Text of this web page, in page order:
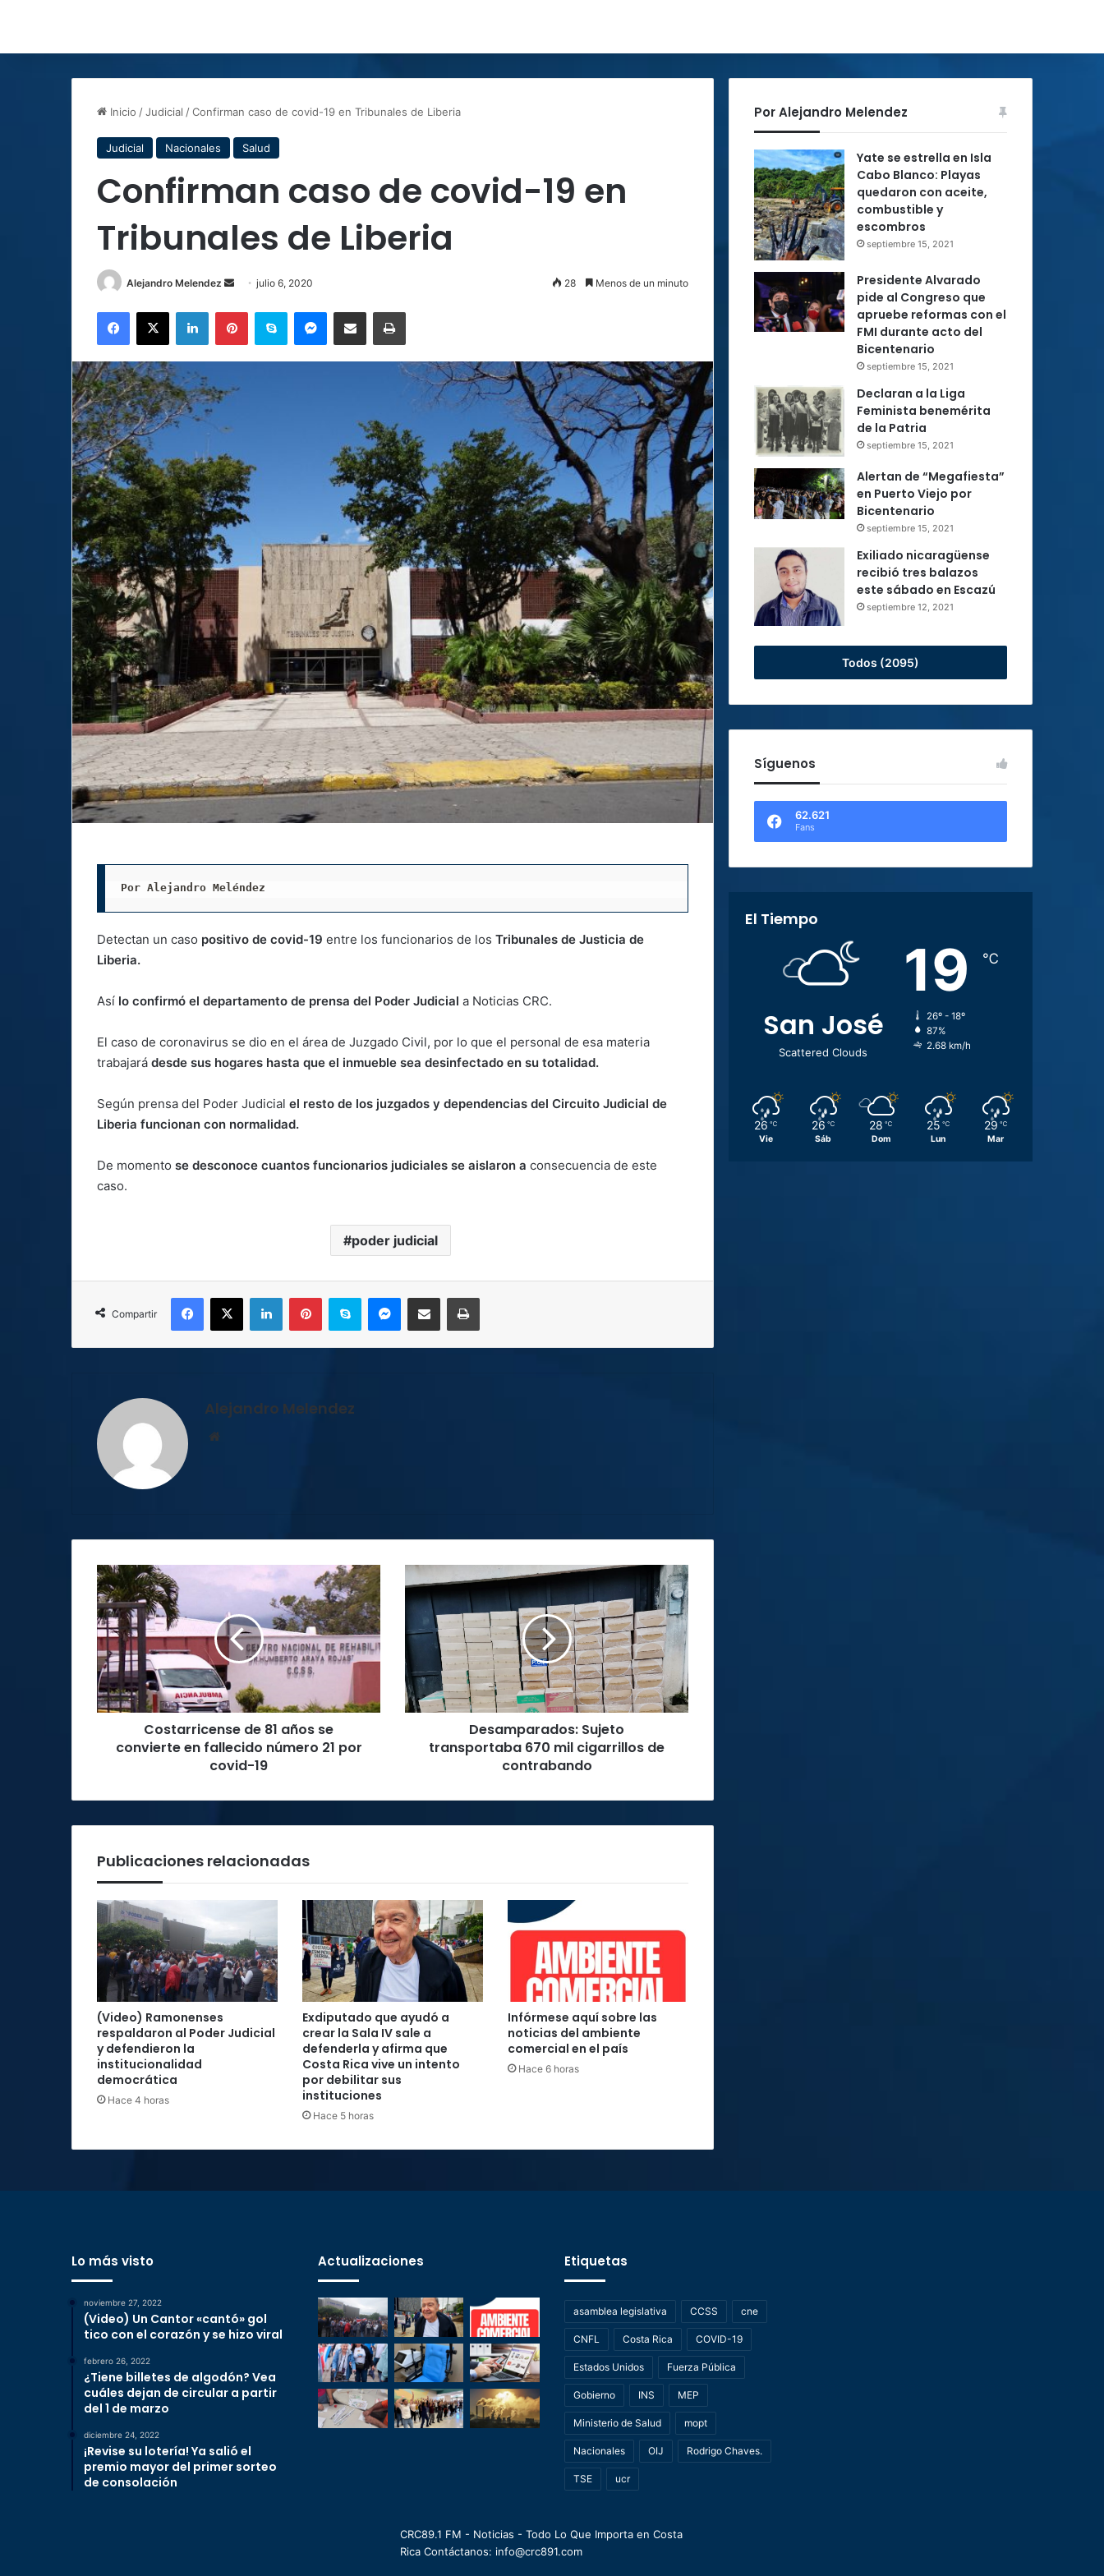
Inicio /Judicial /Confirman caso de covid-19 en Tribunales de Liberia
Judicial Nacionales Salud
Confirman caso de covid-19 en
Tribunales de Liberia
Alejandro Melendez
Send
email
julio 6, 2020 28 Menos de un minuto
Facebook
X LinkedInPinterestSkype MessengerCompartir por correo electrónicoImprimir
Por Alejandro Meléndez
Detectan un caso positivo de covid-19 entre los funcionarios de los Tribunales de Justicia de
Liberia.
Así lo confirmó el departamento de prensa del Poder Judicial a Noticias CRC.
El caso de coronavirus se dio en el área de Juzgado Civil, por lo que el personal de esa materia
trabajará desde sus hogares hasta que el inmueble sea desinfectado en su totalidad.
Según prensa del Poder Judicial el resto de los juzgados y dependencias del Circuito Judicial de
Liberia funcionan con normalidad.
De momento se desconoce cuantos funcionarios judiciales se aislaron a consecuencia de este
caso.
poder judicial
Compartir
Facebook
X LinkedInPinterestSkype MessengerCompartir por correo electrónicoImprimir
Alejandro Melendez
Costarricense
de
81
años
se
convierte
en
fallecido
número
Costarricense de 81 años se
convierte en fallecido número 21 por
covid-19
Desamparados:
Sujeto
transportaba
cigarrillos
de
contrabando
Desamparados: Sujeto
transportaba 670 mil cigarrillos de
contrabando
Publicaciones relacionadas
(Video) Ramonenses
respaldaron al Poder Judicial
y defendieron la
institucionalidad
democrática
Hace 4 horas
Exdiputado que ayudó a
crear la Sala IV sale a
defenderla y afirma que
Costa Rica vive un intento
por debilitar sus
instituciones
Hace 5 horas
Infórmese aquí sobre las
noticias del ambiente
comercial en el país
Hace 6 horas
Por Alejandro Melendez
Yate se estrella en Isla
Cabo Blanco: Playas
quedaron con aceite,
combustible y
escombros
septiembre 15, 2021
Presidente Alvarado
pide al Congreso que
apruebe reformas con el
FMI durante acto del
Bicentenario
septiembre 15, 2021
Declaran a la Liga
Feminista benemérita
de la Patria
septiembre 15, 2021
Alertan de “Megafiesta”
en Puerto Viejo por
Bicentenario
septiembre 15, 2021
Exiliado nicaragüense
recibió tres balazos
este sábado en Escazú
septiembre 12, 2021
Todos (2095)
Síguenos
62.621
Fans
El Tiempo
San José
Scattered Clouds
19 ℃
26º - 18º
87%
2.68 km/h
26 ℃
Vie
26 ℃
Sáb
28 ℃
Dom
25 ℃
Lun
29 ℃
Mar
Lo más visto
noviembre 27, 2022
(Video) Un Cantor «cantó» gol
tico con el corazón y se hizo viral
febrero 26, 2022
¿Tiene billetes de algodón? Vea
cuáles dejan de circular a partir
del 1 de marzo
diciembre 24, 2022
¡Revise su lotería! Ya salió el
premio mayor del primer sorteo
de consolación
Actualizaciones Etiquetas
asamblea legislativa CCSS cne
CNFL Costa Rica COVID-19
Estados Unidos Fuerza Pública
Gobierno INS MEP
Ministerio de Salud mopt
Nacionales OIJ Rodrigo Chaves.
TSE ucr
CRC89.1 FM - Noticias - Todo Lo Que Importa en Costa
Rica Contáctanos: info@crc891.com